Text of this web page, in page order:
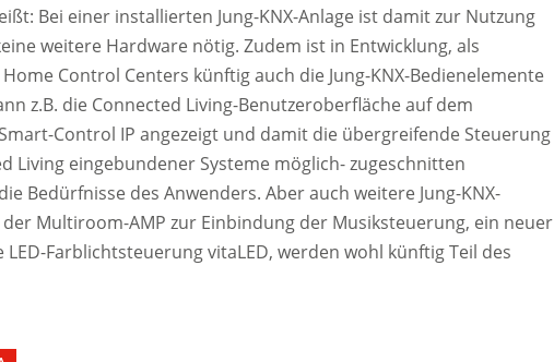
Bei einer installierten Jung-KNX-Anlage ist damit zur Nutzung
weitere Hardware nötig. Zudem ist in Entwicklung, als
Control Centers künftig auch die Jung-KNX-Bedienelemente
z.B. die Connected Living-Benutzeroberfläche auf dem
Control IP angezeigt und damit die übergreifende Steuerung
Living eingebundener Systeme möglich- zugeschnitten
Bedürfnisse des Anwenders. Aber auch weitere Jung-KNX-
der Multiroom-AMP zur Einbindung der Musiksteuerung, ein neuer
Farblichtsteuerung vitaLED, werden wohl künftig Teil des